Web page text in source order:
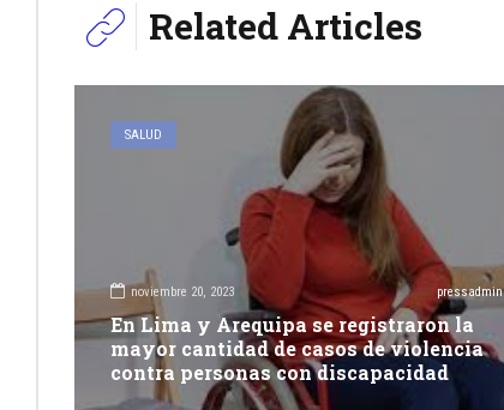
Related Articles
SALUD
noviembre 20, 2023 pressadmin
En Lima y Arequipa se registraron la
mayor cantidad de casos de violencia
contra personas con discapacidad